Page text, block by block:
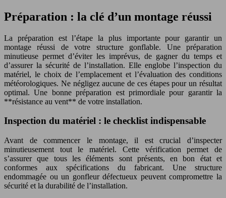
Préparation : la clé d’un montage réussi
La préparation est l’étape la plus importante pour garantir un
montage réussi de votre structure gonflable. Une préparation
minutieuse permet d’éviter les imprévus, de gagner du temps et
d’assurer la sécurité de l’installation. Elle englobe l’inspection du
matériel, le choix de l’emplacement et l’évaluation des conditions
météorologiques. Ne négligez aucune de ces étapes pour un résultat
optimal. Une bonne préparation est primordiale pour garantir la
**résistance au vent** de votre installation.
Inspection du matériel : le checklist indispensable
Avant de commencer le montage, il est crucial d’inspecter
minutieusement tout le matériel. Cette vérification permet de
s’assurer que tous les éléments sont présents, en bon état et
conformes aux spécifications du fabricant. Une structure
endommagée ou un gonfleur défectueux peuvent compromettre la
sécurité et la durabilité de l’installation.